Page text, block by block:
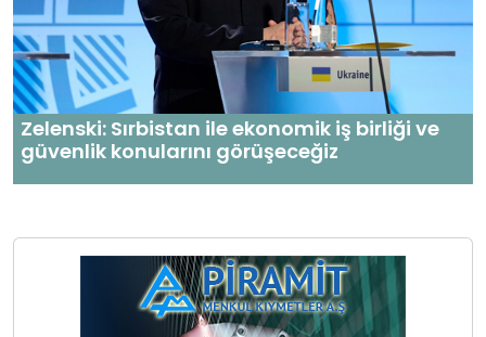
Zelenski: Sırbistan ile ekonomik iş birliği ve
güvenlik konularını görüşeceğiz